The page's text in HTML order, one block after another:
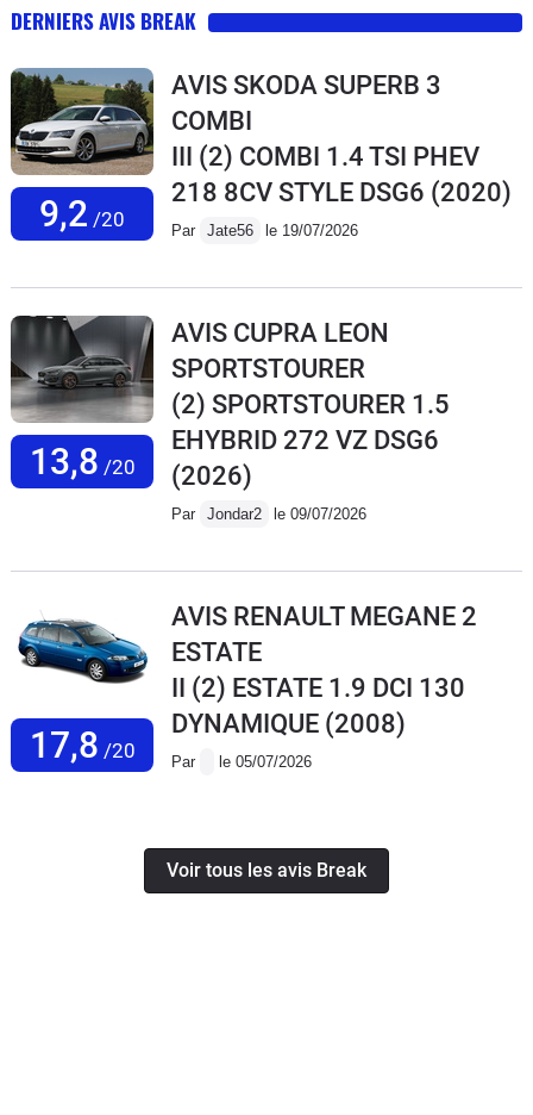
DERNIERS AVIS BREAK
9,2 /20
AVIS SKODA SUPERB 3
COMBI
III (2) COMBI 1.4 TSI PHEV
218 8CV STYLE DSG6 (2020)
Par Jate56 le 19/07/2026
13,8 /20
AVIS CUPRA LEON
SPORTSTOURER
(2) SPORTSTOURER 1.5
EHYBRID 272 VZ DSG6
(2026)
Par Jondar2 le 09/07/2026
17,8 /20
AVIS RENAULT MEGANE 2
ESTATE
II (2) ESTATE 1.9 DCI 130
DYNAMIQUE (2008)
Par le 05/07/2026
Voir tous les avis Break